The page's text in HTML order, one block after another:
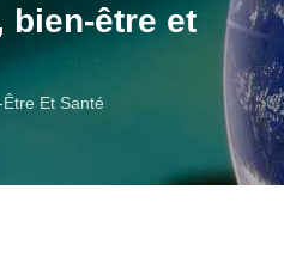
bien-être et
Et Santé